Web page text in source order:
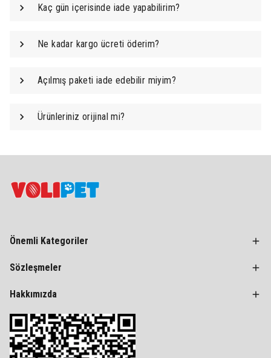
Kaç gün içerisinde iade yapabilirim?
Ne kadar kargo ücreti öderim?
Açılmış paketi iade edebilir miyim?
Ürünleriniz orijinal mi?
Önemli Kategoriler
Sözleşmeler
Hakkımızda